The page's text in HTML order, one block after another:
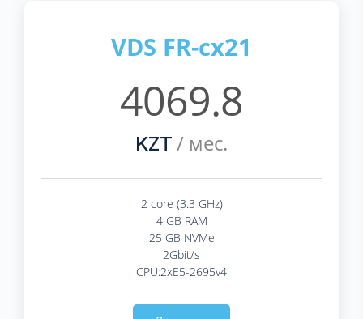
VDS FR-cx21
4069.8
KZT / мес.
2 core (3.3 GHz)
4 GB RAM
25 GB NVMe
2Gbit/s
CPU:2xE5-2695v4